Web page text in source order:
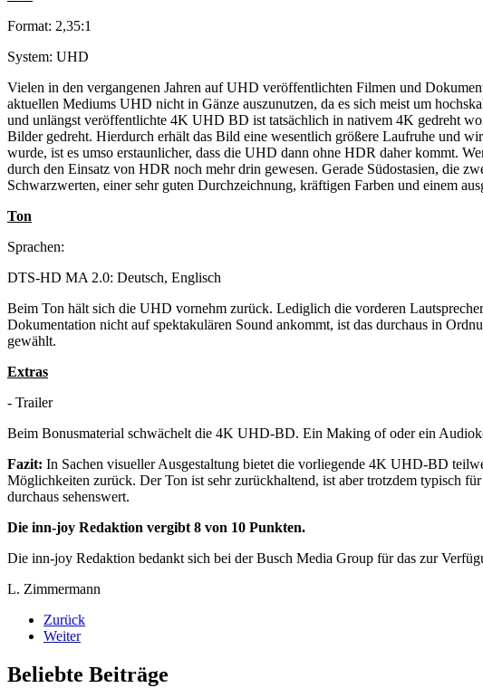
Format: 2,35:1
System: UHD
Vielen in den vergangenen Jahren auf UHD veröffentlichten Filmen und
aktuellen Mediums UHD nicht in Gänze auszunutzen, da es sich meist um
und unlängst veröffentlichte 4K UHD BD ist tatsächlich in nativem 4K gedreht
Bilder gedreht. Hierdurch erhält das Bild eine wesentlich größere Laufruhe und
wurde, ist es umso erstaunlicher, dass die UHD dann ohne HDR daher kommt.
durch den Einsatz von HDR noch mehr drin gewesen. Gerade Südostasien, die
Schwarzwerten, einer sehr guten Durchzeichnung, kräftigen Farben und einem
Ton
Sprachen:
DTS-HD MA 2.0: Deutsch, Englisch
Beim Ton hält sich die UHD vornehm zurück. Lediglich die vorderen
Dokumentation nicht auf spektakulären Sound ankommt, ist das durchaus in
gewählt.
Extras
- Trailer
Beim Bonusmaterial schwächelt die 4K UHD-BD. Ein Making of oder ein
Fazit: In Sachen visueller Ausgestaltung bietet die vorliegende 4K UHD-BD
Möglichkeiten zurück. Der Ton ist sehr zurückhaltend, ist aber trotzdem typisch
durchaus sehenswert.
Die inn-joy Redaktion vergibt 8 von 10 Punkten.
Die inn-joy Redaktion bedankt sich bei der Busch Media Group für das zur
L. Zimmermann
Zurück
Weiter
Beliebte Beiträge